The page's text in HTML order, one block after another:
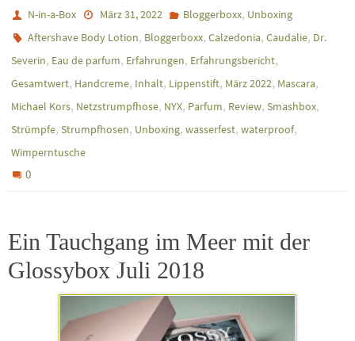
N-in-a-Box März 31, 2022 Bloggerboxx, Unboxing
Aftershave Body Lotion, Bloggerboxx,Calzedonia,Caudalie, Dr.
Severin, Eau de parfum, Erfahrungen, Erfahrungsbericht,
Gesamtwert, Handcreme, Inhalt, Lippenstift, März 2022, Mascara,
Michael Kors, Netzstrumpfhose, NYX, Parfum, Review, Smashbox,
Strümpfe, Strumpfhosen, Unboxing, wasserfest, waterproof,
Wimperntusche
0
Ein Tauchgang im Meer mit der
Glossybox Juli 2018